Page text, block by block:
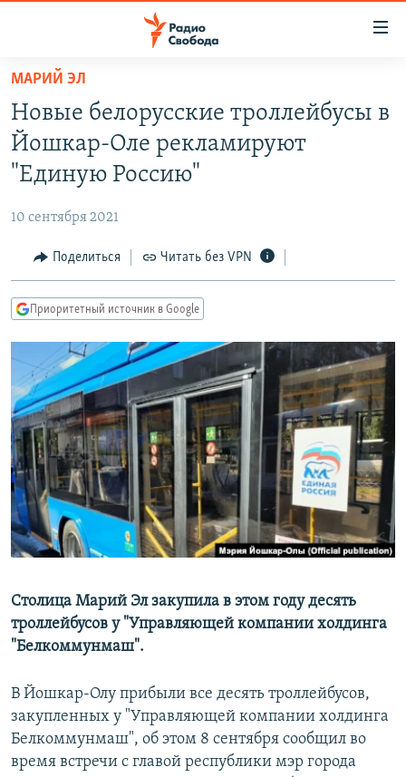
упрощенного
доступа
Вернуться
основному
Вернутся
Вернутся
поиску
ПРОГРАММЫ
ПОДКАСТЫ
АВТОРСКИЕ ПРОЕКТЫ
МНЕНИЯ
КУЛЬТУРА
КАВКАЗ.РЕАЛИИ
СЕВЕР.РЕАЛИИ
СИБИРЬ.РЕАЛИИ
РАСПИСАНИЕ ВЕЩАНИЯ
ПОДПИШИТЕСЬ НА РАССЫЛКУ
СОЦИАЛЬНЫЕ СЕТИ
Все сайты РСЕ/РС
МАРИЙ ЭЛ
Новые белорусские троллейбусы в
Йошкар-Оле рекламируют
"Единую Россию"
10 сентября 2021
Поделиться Читать без VPN
Приоритетный источник в Google
Столица Марий Эл закупила в этом году десять
троллейбусов у "Управляющей компании холдинга
"Белкоммунмаш".
В Йошкар-Олу прибыли все десять троллейбусов,
закупленных у "Управляющей компании холдинга
Белкоммунмаш", об этом 8 сентября сообщил во
время встречи с главой республики мэр города